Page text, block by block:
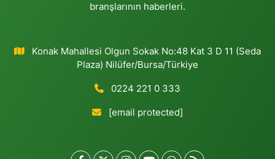
branşlarının haberleri.
Konak Mahallesi Olgun Sokak No:48 Kat 3 D 11 (Seda
Plaza) Nilüfer/Bursa/Türkiye
0224 221 0 333
[email protected]